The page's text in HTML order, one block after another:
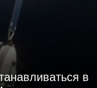
в